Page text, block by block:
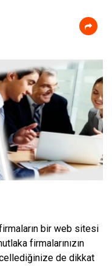
bir web sitesi
firmalarınızın
de dikkat